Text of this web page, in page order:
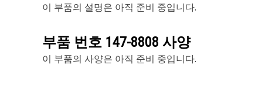
이 부품의 설명은 아직 준비 중입니다.
부품 번호 147-8808 사양
이 부품의 사양은 아직 준비 중입니다.